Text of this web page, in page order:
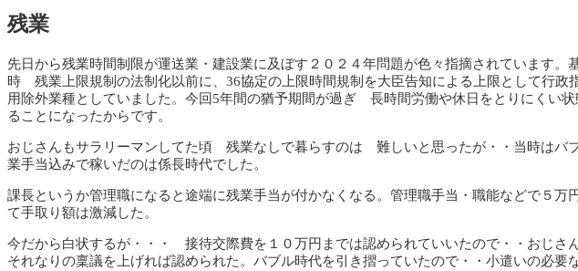
残業
先日から残業時間制限が運送業・建設業に及ぼす２０２４年問題が色々指摘されています。
時 残業上限規制の法制化以前に、36協定の上限時間規制を大臣告知による上限として行政
用除外業種としていました。今回5年間の猶予期間が過ぎ 長時間労働や休日をとりにくい
ることになったからです。
おじさんもサラリーマンしてた頃 残業なしで暮らすのは 難しいと思ったが・・当時はバ
業手当込みで稼いだのは係長時代でした。
課長というか管理職になると途端に残業手当が付かなくなる。管理職手当・職能などで５
て手取り額は激減した。
今だから白状するが・・・ 接待交際費を１０万円までは認められていいたので・・おじさ
それなりの稟議を上げれば認められた。バブル時代を引き摺っていたので・・小遣いの必要